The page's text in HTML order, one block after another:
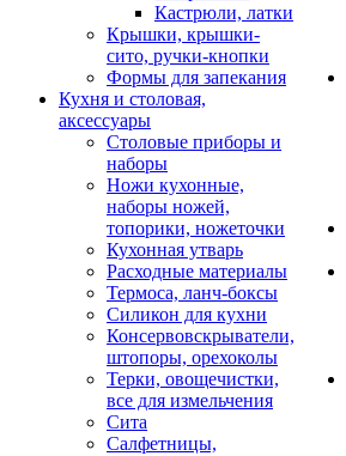
Кастрюли, латки
Крышки, крышки-
сито, ручки-кнопки
Формы для запекания
Кухня и столовая,
аксессуары
Столовые приборы и
наборы
Ножи кухонные,
наборы ножей,
топорики, ножеточки
Кухонная утварь
Расходные материалы
Термоса, ланч-боксы
Силикон для кухни
Консервовскрыватели,
штопоры, орехоколы
Терки, овощечистки,
все для измельчения
Сита
Салфетницы,